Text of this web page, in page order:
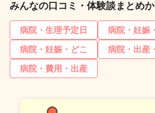
みんなの口コミ・体験談まとめ
病院・生理予定日
病院・妊娠
病院・妊娠・どこ
病院・出産
病院・費用・出産